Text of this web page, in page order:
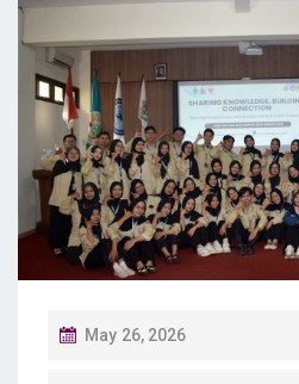
P
May 26, 2026